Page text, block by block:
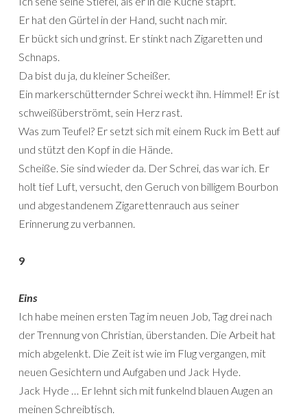
Er hat den Gürtel in der Hand, sucht nach mir.
Er bückt sich und grinst. Er stinkt nach Zigaretten und
Schnaps.
Da bist du ja, du kleiner Scheißer.
Ein markerschütternder Schrei weckt ihn. Himmel! Er ist
schweißüberströmt, sein Herz rast.
Was zum Teufel? Er setzt sich mit einem Ruck im Bett auf
und stützt den Kopf in die Hände.
Scheiße. Sie sind wieder da. Der Schrei, das war ich. Er
holt tief Luft, versucht, den Geruch von billigem Bourbon
und abgestandenem Zigarettenrauch aus seiner
Erinnerung zu verbannen.
9
Eins
Ich habe meinen ersten Tag im neuen Job, Tag drei nach
der Trennung von Christian, überstanden. Die Arbeit hat
mich abgelenkt. Die Zeit ist wie im Flug vergangen, mit
neuen Gesichtern und Aufgaben und Jack Hyde.
Jack Hyde … Er lehnt sich mit funkelnd blauen Augen an
meinen Schreibtisch.